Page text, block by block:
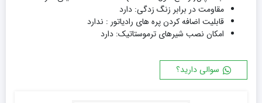
مقاومت در برابر زنگ زدگی: دارد
قابلیت اضافه کردن پره های رادیاتور : ندارد
امکان نصب شیرهای ترموستاتیک: دارد
سوالی دارید؟